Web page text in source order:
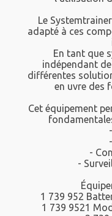
Le
adapté à ces
En tant que
indépendant
différentes
en uvre des
Cet équipement
-
-
1 739 952
1 739 9521